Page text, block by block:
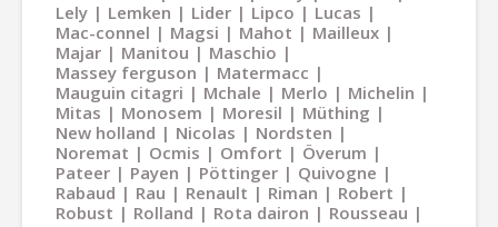
Lely
Lemken Lider Lipco
Lucas
Mac-connel
Magsi Mahot
Mailleux
Majar
Manitou
Maschio
Massey ferguson
Matermacc
Mauguin citagri
Mchale Merlo
Michelin
Mitas
Monosem Moresil
Müthing
New holland
Nicolas
Nordsten
Noremat
Ocmis Omfort
Överum
Pateer
Payen Pöttinger
Quivogne
Rabaud
Rau Renault Riman
Robert
Robust
Rolland Rota dairon
Rousseau